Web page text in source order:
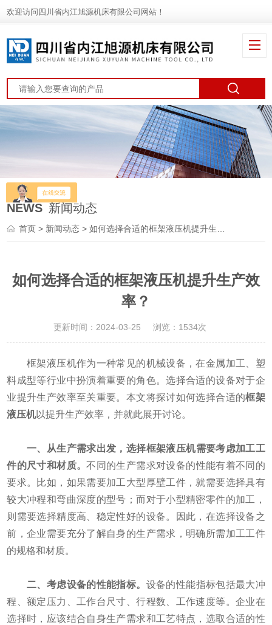
欢迎访问四川省内江旭源机床有限公司网站！
NEWS 新闻动态
首页 > 新闻动态 > 如何选择合适的框架液压机提升生产效率？
如何选择合适的框架液压机提升生产效
率？
更新时间：2024-03-25 浏览：1534次
框架液压机作为一种常见的机械设备，在金属加工、塑
料成型等行业中扮演着重要的角色。选择合适的设备对于企
业提升生产效率至关重要。本文将探讨如何选择合适的框架
液压机以提升生产效率，并就此展开讨论。
一、从生产需求出发，选择框架液压机需要考虑加工工
件的尺寸和材质。不同的生产需求对设备的性能有着不同的
要求。比如，如果需要加工大型厚壁工件，就需要选择具有
较大冲程和弯曲深度的型号；而对于小型精密零件的加工，
则需要选择精度高、稳定性好的设备。因此，在选择设备之
前，企业需要充分了解自身的生产需求，明确所需加工工件
的规格和材质。
二、考虑设备的性能指标。 设备的性能指标包括最大冲
程、额定压力、工作台尺寸、行程数、工作速度等。企业在
选择时，应该结合自身生产需求和工艺特点，选取合适的性